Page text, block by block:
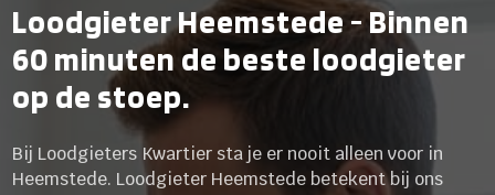
Loodgieter Heemstede - Binnen
60 minuten de beste loodgieter
op de stoep.
Bij Loodgieters Kwartier sta je er nooit alleen voor in
Heemstede. Loodgieter Heemstede betekent bij ons